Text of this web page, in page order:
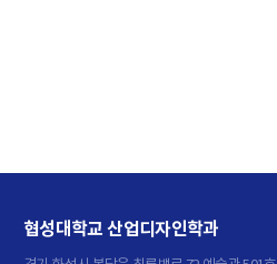
협성대학교 산업디자인학과